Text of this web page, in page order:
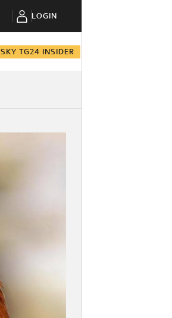
LOGIN
SKY TG24 INSIDER